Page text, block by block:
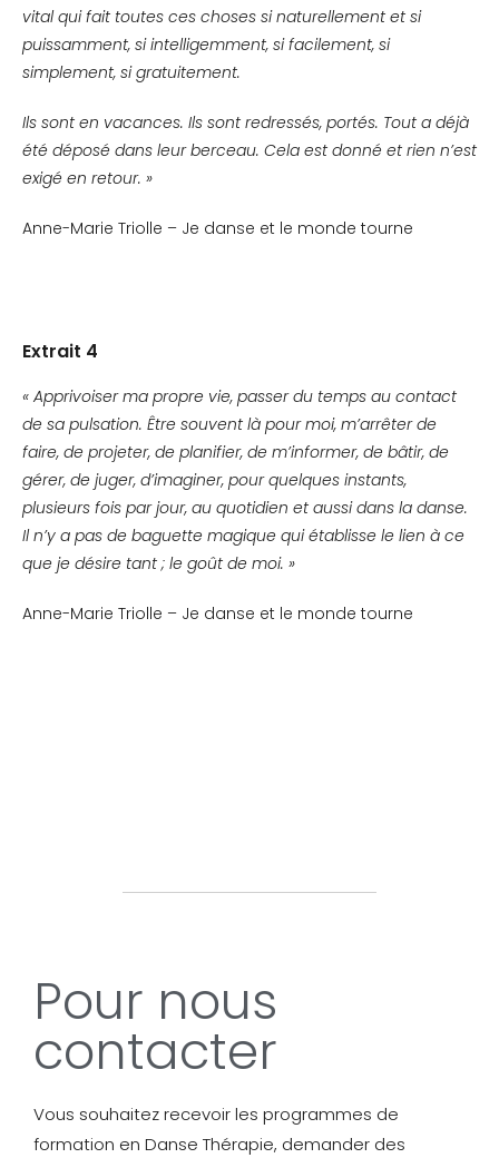
vital qui fait toutes ces choses si naturellement et si
puissamment, si intelligemment, si facilement, si
simplement, si gratuitement.
Ils sont en vacances. Ils sont redressés, portés. Tout a déjà
été déposé dans leur berceau. Cela est donné et rien n’est
exigé en retour. »
Anne-Marie Triolle – Je danse et le monde tourne
Extrait 4
« Apprivoiser ma propre vie, passer du temps au contact
de sa pulsation. Être souvent là pour moi, m’arrêter de
faire, de projeter, de planifier, de m’informer, de bâtir, de
gérer, de juger, d’imaginer, pour quelques instants,
plusieurs fois par jour, au quotidien et aussi dans la danse.
Il n’y a pas de baguette magique qui établisse le lien à ce
que je désire tant ; le goût de moi. »
Anne-Marie Triolle – Je danse et le monde tourne
Pour nous
contacter
Vous souhaitez recevoir les programmes de
formation en Danse Thérapie, demander des